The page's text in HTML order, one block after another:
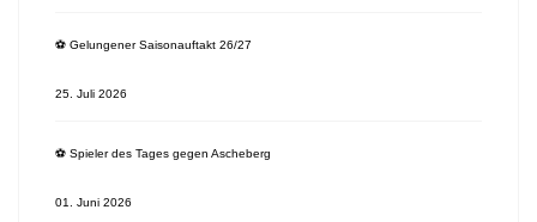
⚽️ Gelungener Saisonauftakt 26/27
25. Juli 2026
⚽️ Spieler des Tages gegen Ascheberg
01. Juni 2026